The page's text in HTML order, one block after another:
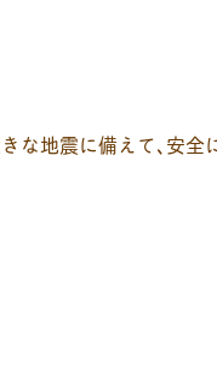
な地震に備えて､安全